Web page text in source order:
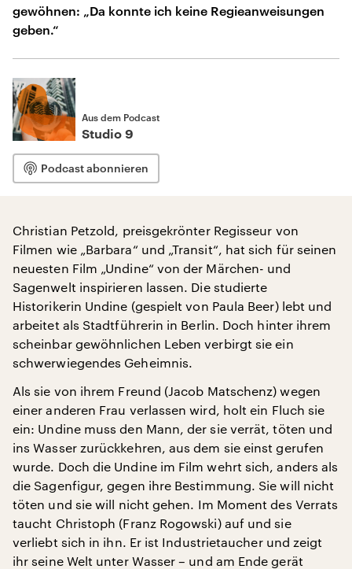
gewöhnen: „Da konnte ich keine Regieanweisungen
geben.“
Aus dem Podcast
Studio 9
Podcast abonnieren
Christian Petzold, preisgekrönter Regisseur von
Filmen wie „Barbara“ und „Transit“, hat sich für seinen
neuesten Film „Undine“ von der Märchen- und
Sagenwelt inspirieren lassen. Die studierte
Historikerin Undine (gespielt von Paula Beer) lebt und
arbeitet als Stadtführerin in Berlin. Doch hinter ihrem
scheinbar gewöhnlichen Leben verbirgt sie ein
schwerwiegendes Geheimnis.
Als sie von ihrem Freund (Jacob Matschenz) wegen
einer anderen Frau verlassen wird, holt ein Fluch sie
ein: Undine muss den Mann, der sie verrät, töten und
ins Wasser zurückkehren, aus dem sie einst gerufen
wurde. Doch die Undine im Film wehrt sich, anders als
die Sagenfigur, gegen ihre Bestimmung. Sie will nicht
töten und sie will nicht gehen. Im Moment des Verrats
taucht Christoph (Franz Rogowski) auf und sie
verliebt sich in ihn. Er ist Industrietaucher und zeigt
ihr seine Welt unter Wasser – und am Ende gerät